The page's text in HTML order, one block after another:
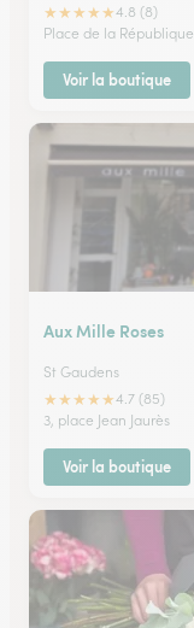
★★★★★4.8 (8)
Place de la République
Voir la boutique
Aux Mille Roses
St Gaudens
★★★★★4.7 (85)
3, place Jean Jaurès
Voir la boutique